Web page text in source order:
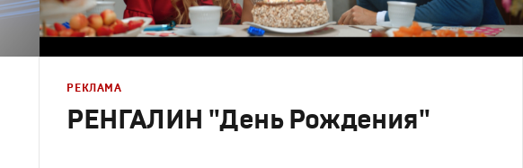
РЕНГАЛИН "День Рождения"
РЕКЛАМА